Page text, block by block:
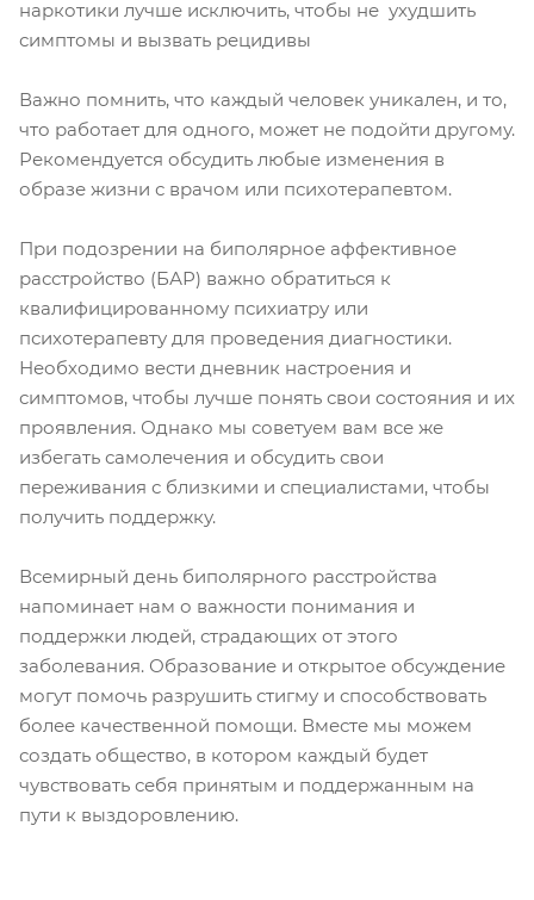
наркотики лучше исключить, чтобы не ухудшить
симптомы и вызвать рецидивы
Важно помнить, что каждый человек уникален, и то,
что работает для одного, может не подойти другому.
Рекомендуется обсудить любые изменения в
образе жизни с врачом или психотерапевтом.
При подозрении на биполярное аффективное
расстройство (БАР) важно обратиться к
квалифицированному психиатру или
психотерапевту для проведения диагностики.
Необходимо вести дневник настроения и
симптомов, чтобы лучше понять свои состояния и их
проявления. Однако мы советуем вам все же
избегать самолечения и обсудить свои
переживания с близкими и специалистами, чтобы
получить поддержку.
Всемирный день биполярного расстройства
напоминает нам о важности понимания и
поддержки людей, страдающих от этого
заболевания. Образование и открытое обсуждение
могут помочь разрушить стигму и способствовать
более качественной помощи. Вместе мы можем
создать общество, в котором каждый будет
чувствовать себя принятым и поддержанным на
пути к выздоровлению.